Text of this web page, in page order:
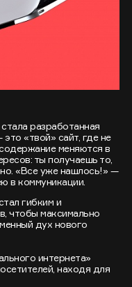
разработанная
«твой» сайт, где не
меняются в
ты получаешь то,
«Все уже нашлось!» —
в коммуникации.
гибким и
чтобы максимально
дух нового
интернета»
находя для